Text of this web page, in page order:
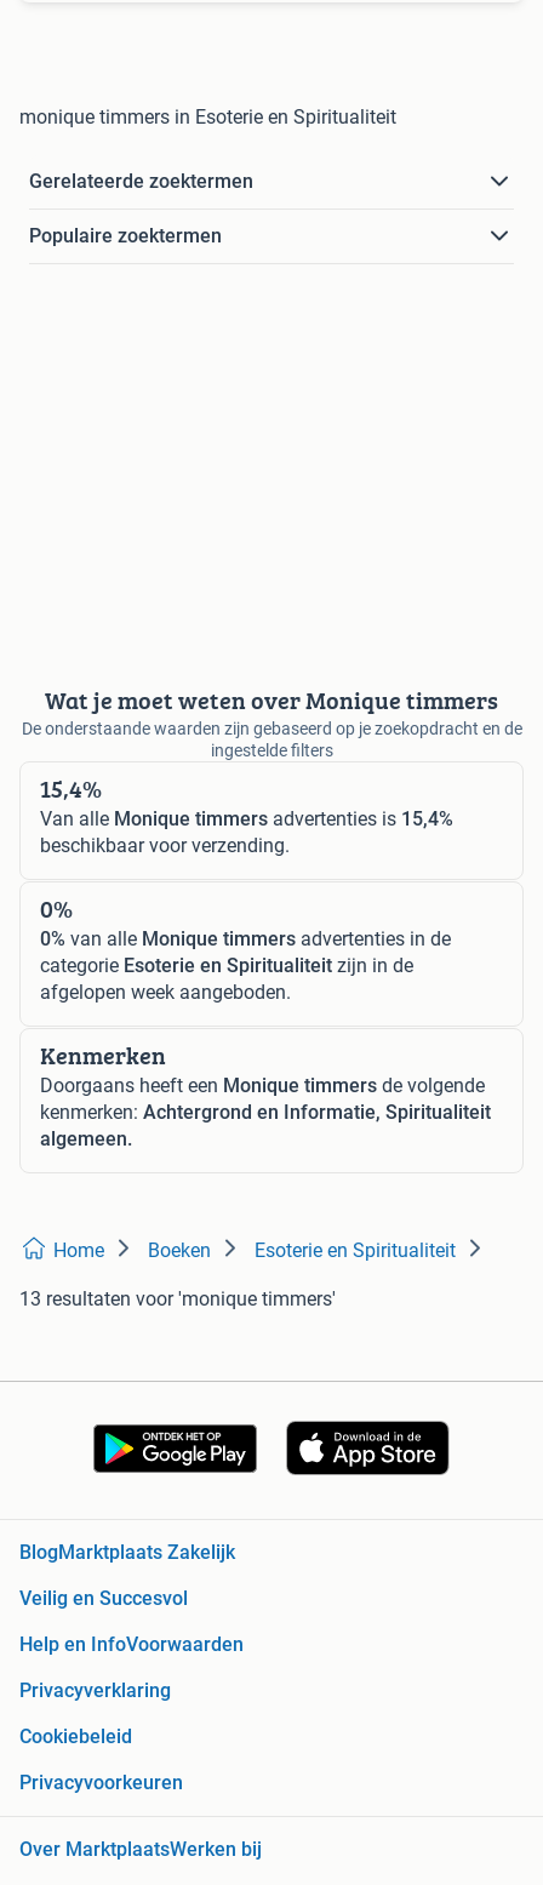
monique timmers in Esoterie en Spiritualiteit
Gerelateerde zoektermen
Populaire zoektermen
Wat je moet weten over Monique timmers
De onderstaande waarden zijn gebaseerd op je zoekopdracht en de
ingestelde filters
15,4%
Van alle Monique timmers advertenties is 15,4%
beschikbaar voor verzending.
0%
0% van alle Monique timmers advertenties in de
categorie Esoterie en Spiritualiteit zijn in de
afgelopen week aangeboden.
Kenmerken
Doorgaans heeft een Monique timmers de volgende
kenmerken: Achtergrond en Informatie, Spiritualiteit
algemeen.
Home Boeken Esoterie en Spiritualiteit
13 resultaten voor 'monique timmers'
BlogMarktplaats Zakelijk
Veilig en Succesvol
Help en InfoVoorwaarden
Privacyverklaring
Cookiebeleid
Privacyvoorkeuren
Over MarktplaatsWerken bij